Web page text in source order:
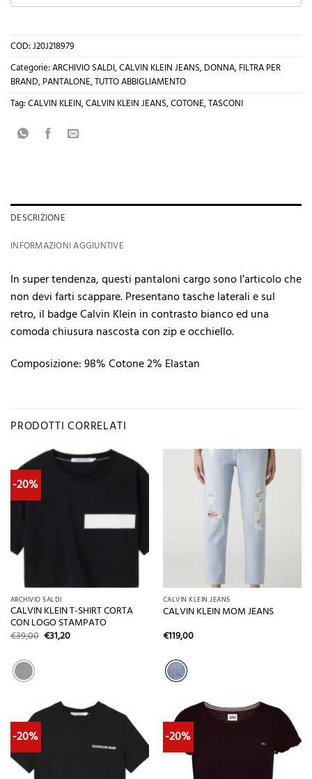
COD:J20J218979
Categorie:ARCHIVIO SALDI,CALVIN KLEIN JEANS, DONNA, FILTRA PER
BRAND, PANTALONE,TUTTO ABBIGLIAMENTO
Tag:CALVIN KLEIN,CALVIN KLEIN JEANS,COTONE,TASCONI
DESCRIZIONE
INFORMAZIONI AGGIUNTIVE
In super tendenza, questi pantaloni cargo sono l’articolo che
non devi farti scappare. Presentano tasche laterali e sul
retro, il badge Calvin Klein in contrasto bianco ed una
comoda chiusura nascosta con zip e occhiello.
Composizione: 98% Cotone 2% Elastan
PRODOTTI CORRELATI
-20%
ARCHIVIO SALDI
CALVIN KLEIN T-SHIRT CORTA
CON LOGO STAMPATO
€39,00 Il
prezzo
€31,20Il
CALVIN KLEIN JEANS
CALVIN KLEIN MOM JEANS
€119,00
-20% -20%